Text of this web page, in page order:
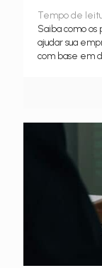
Tempo de
Saiba como os
ajudar sua
com base em